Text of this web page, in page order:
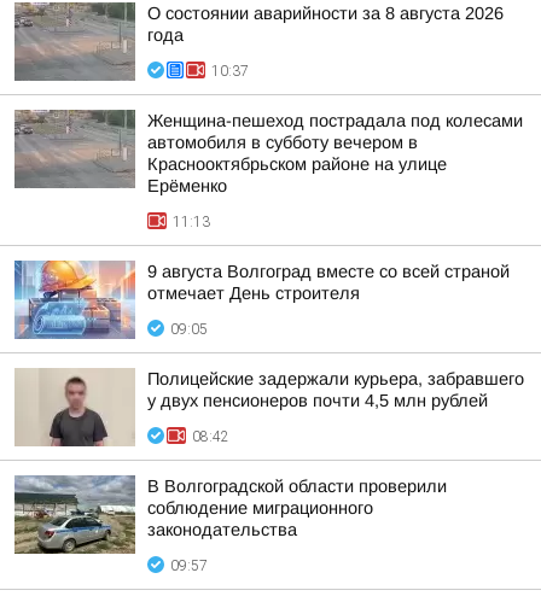
О состоянии аварийности за 8 августа 2026
года
10:37
Женщина-пешеход пострадала под колесами
автомобиля в субботу вечером в
Краснооктябрьском районе на улице
Ерёменко
11:13
9 августа Волгоград вместе со всей страной
отмечает День строителя
09:05
Полицейские задержали курьера, забравшего
у двух пенсионеров почти 4,5 млн рублей
08:42
В Волгоградской области проверили
соблюдение миграционного
законодательства
09:57